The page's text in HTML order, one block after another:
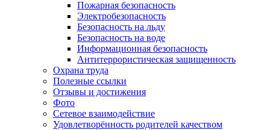
Пожарная безопасность
Электробезопасность
Безопасность на льду
Безопасность на воде
Информационная безопасность
Антитеррористическая защищенность
Охрана труда
Полезные ссылки
Отзывы и достижения
Фото
Сетевое взаимодействие
Удовлетворённость родителей качеством